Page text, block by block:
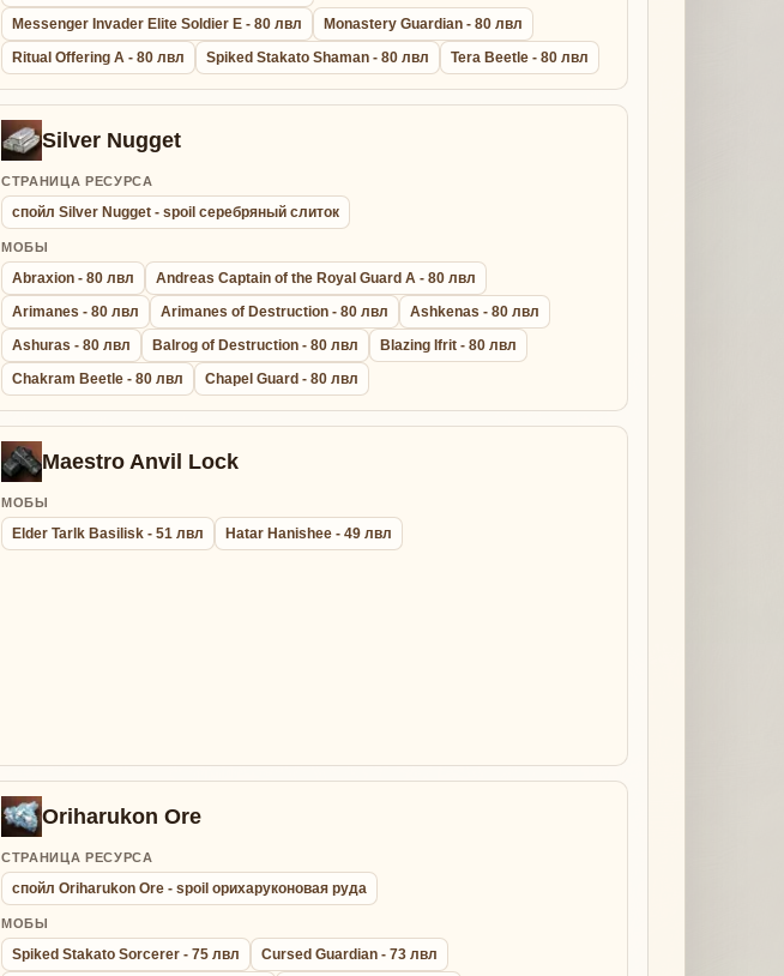
Messenger Invader Elite Soldier E - 80 лвл
Monastery Guardian - 80 лвл
Ritual Offering A - 80 лвл
Spiked Stakato Shaman - 80 лвл Tera Beetle - 80 лвл
Silver Nugget
СТРАНИЦА РЕСУРСА
спойл Silver Nugget - spoil серебряный слиток
МОБЫ
Abraxion - 80 лвл
Andreas Captain of the Royal Guard A - 80 лвл
Arimanes - 80 лвл
Arimanes of Destruction - 80 лвл
Ashkenas - 80 лвл
Ashuras - 80 лвл
Balrog of Destruction - 80 лвл
Blazing Ifrit - 80 лвл
Chakram Beetle - 80 лвл
Chapel Guard - 80 лвл
Maestro Anvil Lock
МОБЫ
Elder Tarlk Basilisk - 51 лвл Hatar Hanishee - 49 лвл
Oriharukon Ore
СТРАНИЦА РЕСУРСА
спойл Oriharukon Ore - spoil орихаруконовая руда
МОБЫ
Spiked Stakato Sorcerer - 75 лвл Cursed Guardian - 73 лвл